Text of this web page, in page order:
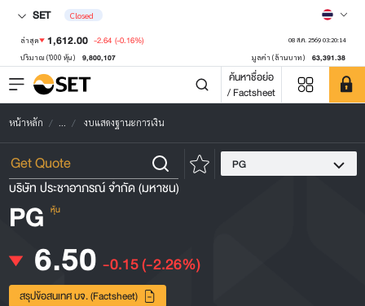
SET Closed
ล่าสุด 1,612.00 -2.64 (-0.16%) 08 ส.ค. 2569 03:20:14
ปริมาณ ('000 หุ้น) 9,800,107 มูลค่า (ล้านบาท) 63,391.38
ค้นหาชื่อย่อ
/ Factsheet
หน้าหลัก ... งบแสดงฐานะการเงิน
PG
บริษัท ประชาอาภรณ์ จำกัด (มหาชน)
PG หุ้น
6.50 -0.15(-2.26%)
สรุปข้อสนเทศ บจ. (Factsheet)